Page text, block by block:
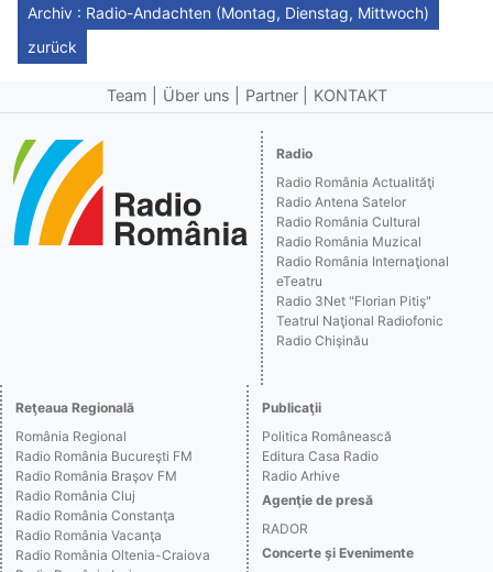
Archiv : Radio-Andachten (Montag, Dienstag, Mittwoch)
zurück
Team Über uns Partner KONTAKT
Radio
Radio România Actualităţi
Radio Antena Satelor
Radio România Cultural
Radio România Muzical
Radio România Internaţional
eTeatru
Radio 3Net "Florian Pitiş"
Teatrul Naţional Radiofonic
Radio Chişinău
Reţeaua Regională
România Regional
Radio România Bucureşti FM
Radio România Braşov FM
Radio România Cluj
Radio România Constanţa
Radio România Vacanţa
Radio România Oltenia-Craiova
Publicaţii
Politica Românească
Editura Casa Radio
Radio Arhive
Agenţie de presă
RADOR
Concerte şi Evenimente